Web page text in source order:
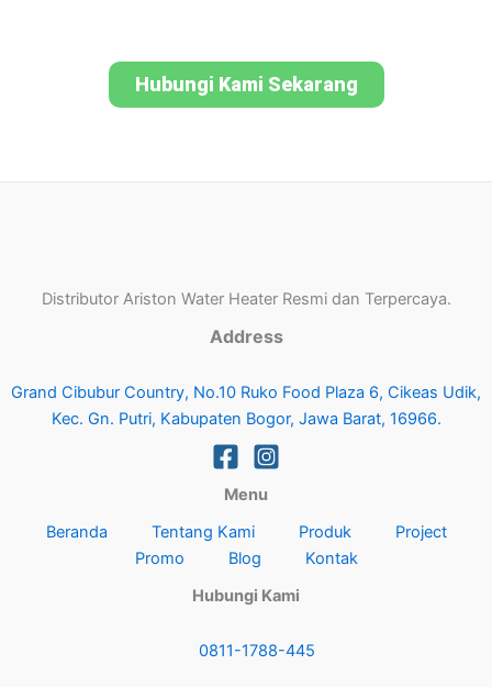
Hubungi Kami Sekarang
Distributor Ariston Water Heater Resmi dan Terpercaya.
Address
Grand Cibubur Country, No.10 Ruko Food Plaza 6, Cikeas Udik,
Kec. Gn. Putri, Kabupaten Bogor, Jawa Barat, 16966.
Menu
Beranda
Tentang Kami Produk
Project
Promo
Blog
Kontak
Hubungi Kami
0811-1788-445